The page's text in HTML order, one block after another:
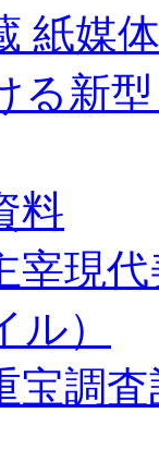
紙媒
る新
料
宰現
ル）
宝調